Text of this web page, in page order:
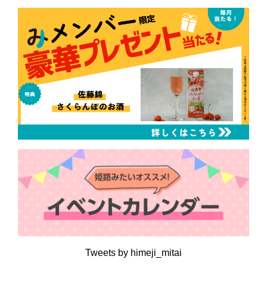
Tweets by himeji_mitai